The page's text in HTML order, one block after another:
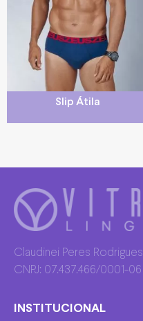
Slip Átila
Claudinei Peres Rodrigues
CNPJ: 07.437.466/0001-06
INSTITUCIONAL